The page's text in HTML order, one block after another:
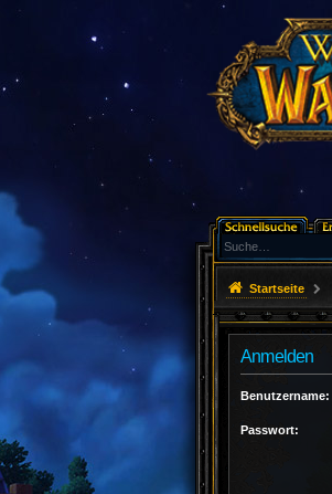
Startseite
Anmelden
Benutzername:
Passwort: